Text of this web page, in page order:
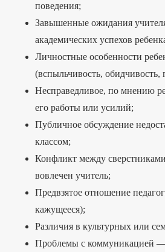
поведения;
Завышенные ожидания
академических успехов
Личностные особенности
(вспыльчивость, обидчивость,
Несправедливое, по мнению
его работы или усилий;
Публичное обсуждение
классом;
Конфликт между
вовлечен учитель;
Предвзятое отношение
кажущееся);
Различия в культурных или
Проблемы с коммуникацией —